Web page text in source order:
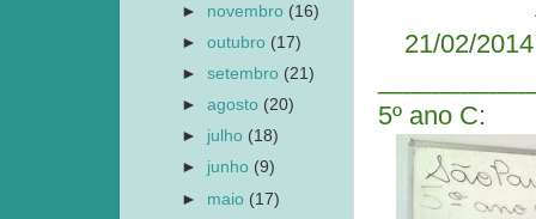
21/02/
5º ano C:
► novembro (16)
►outubro (17)
►setembro (21)
►agosto (20)
► julho (18)
► junho (9)
► maio (17)